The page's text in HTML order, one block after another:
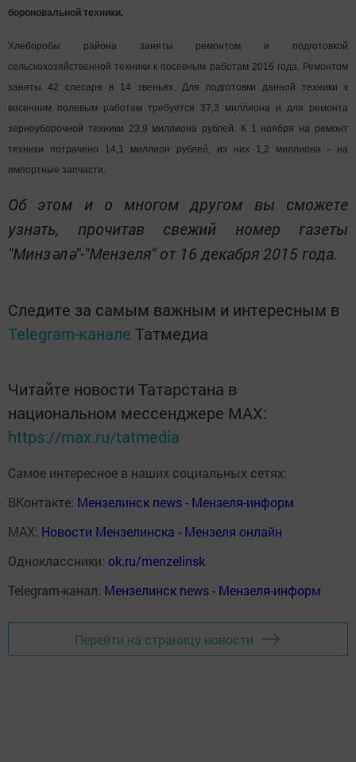
бороновальной техники.
Хлеборобы района заняты ремонтом и подготовкой
сельскохозяйственной техники к посевным работам 2016 года. Ремонтом
заняты 42 слесаря в 14 звеньях. Для подготовки данной техники к
весенним полевым работам требуется 37,3 миллиона и для ремонта
зерноуборочной техники 23,9 миллиона рублей. К 1 ноября на ремонт
техники потрачено 14,1 миллион рублей, из них 1,2 миллиона - на
импортные запчасти.
Об этом и о многом другом вы сможете
узнать, прочитав свежий номер газеты
"Минзәлә"-"Мензеля" от 16 декабря 2015 года.
Следите за самым важным и интересным в
Telegram-канале Татмедиа
Читайте новости Татарстана в
национальном мессенджере MАХ:
https://max.ru/tatmedia
Самое интересное в наших социальных сетях:
ВКонтакте: Мензелинск news - Мензеля-информ
MAX: Новости Мензелинска - Мензеля онлайн
Одноклассники: ok.ru/menzelinsk
Telegram-канал: Мензелинск news - Мензеля-информ
Перейти на страницу новости